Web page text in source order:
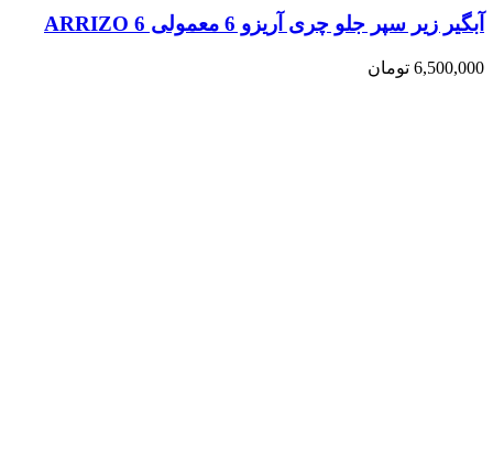
آبگیر زیر سپر جلو چری آریزو 6 معمولی ARRIZO 6
6,500,000 تومان